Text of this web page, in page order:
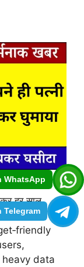
WhatsApp
Telegram
हर साल
telecom
heavy data